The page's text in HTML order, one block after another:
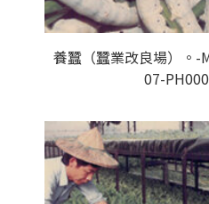
養蠶（蠶業改良場）。-
07-